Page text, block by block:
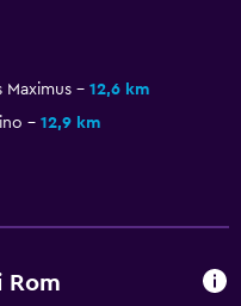
Maximus
12,6 km
12,9 km
Rom